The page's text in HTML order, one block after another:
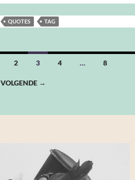
QUOTES TAG
2 3 4 … 8
VOLGENDE →